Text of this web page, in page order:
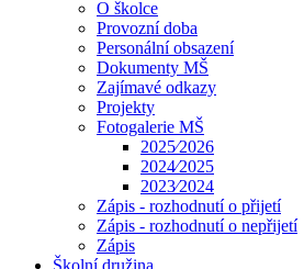
O školce
Provozní doba
Personální obsazení
Dokumenty MŠ
Zajímavé odkazy
Projekty
Fotogalerie MŠ
2025⁄2026
2024⁄2025
2023⁄2024
Zápis - rozhodnutí o přijetí
Zápis - rozhodnutí o nepřijetí
Zápis
Školní družina